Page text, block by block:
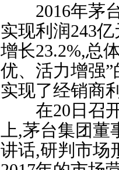
2016年茅台
实现利润243
增长23.2%,总
优、活力增强
实现了经销商
在20日召开
上,茅台集团董
讲话,研判市场